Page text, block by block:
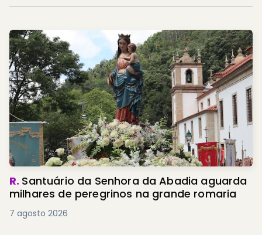
R. Santuário da Senhora da Abadia aguarda
milhares de peregrinos na grande romaria
7 agosto 2026